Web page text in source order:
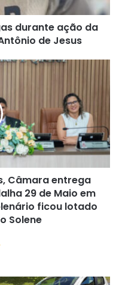
durante ação da
de Jesus
Câmara entrega
29 de Maio em
ficou lotado
Solene